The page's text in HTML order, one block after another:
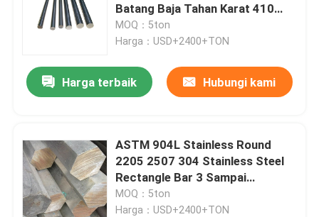
Batang Baja Tahan Karat 410
420 2B BA 4K
MOQ：5ton
Harga：USD+2400+TON
Harga terbaik Hubungi kami
ASTM 904L Stainless Round
2205 2507 304 Stainless Steel
Rectangle Bar 3 Sampai
1220mm
MOQ：5ton
Harga：USD+2400+TON